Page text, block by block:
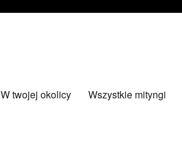
W twojej okolicy Wszystkie mityngi